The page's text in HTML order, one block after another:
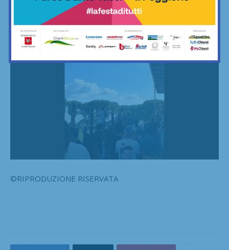
Libertas Barberino Tavarnelle-
Pietrasanta 2-1
©RIPRODUZIONE RISERVATA